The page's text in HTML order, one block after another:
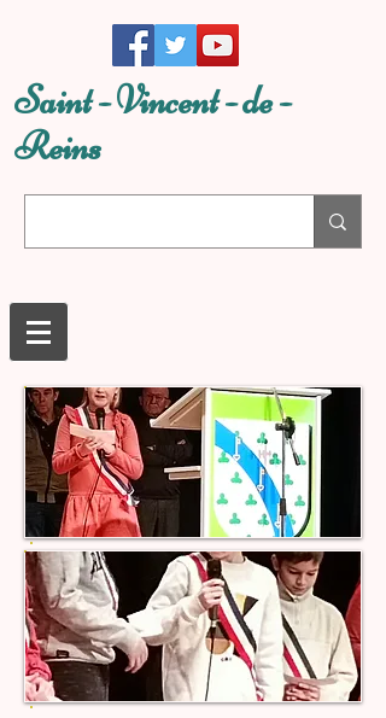
Saint - Vincent - de -
Reins